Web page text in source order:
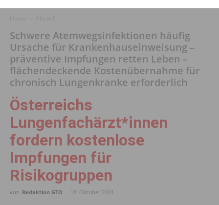
Schwere Atemwegsinfektionen häufig
Ursache für Krankenhauseinweisung –
präventive Impfungen retten Leben –
flächendeckende Kostenübernahme für
chronisch Lungenkranke erforderlich
Österreichs
Lungenfachärzt*innen
fordern kostenlose
Impfungen für
Risikogruppen
von Redaktion GTO - 18. Oktober 2024